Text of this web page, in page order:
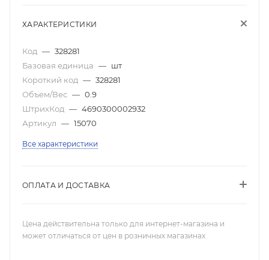
ХАРАКТЕРИСТИКИ
Код — 328281
Базовая единица — шт
Короткий код — 328281
Объем/Вес — 0.9
ШтрихКод — 4690300002932
Артикул — 15070
Все характеристики
ОПЛАТА И ДОСТАВКА
Цена действительна только для интернет-магазина и
может отличаться от цен в розничных магазинах